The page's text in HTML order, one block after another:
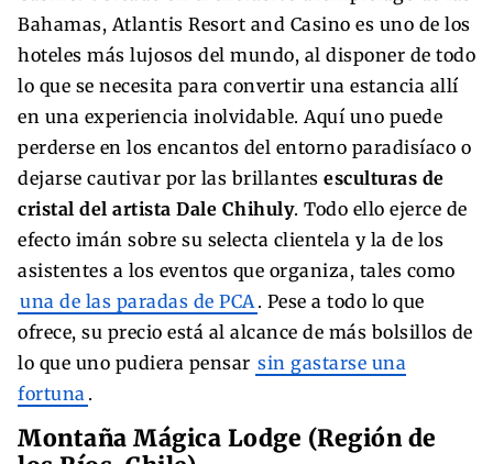
Bahamas, Atlantis Resort and Casino es uno de los
hoteles más lujosos del mundo, al disponer de todo
lo que se necesita para convertir una estancia allí
en una experiencia inolvidable. Aquí uno puede
perderse en los encantos del entorno paradisíaco o
dejarse cautivar por las brillantes esculturas de
cristal del artista Dale Chihuly. Todo ello ejerce de
efecto imán sobre su selecta clientela y la de los
asistentes a los eventos que organiza, tales como
una de las paradas de PCA. Pese a todo lo que
ofrece, su precio está al alcance de más bolsillos de
lo que uno pudiera pensar sin gastarse una
fortuna .
Montaña Mágica Lodge (Región de